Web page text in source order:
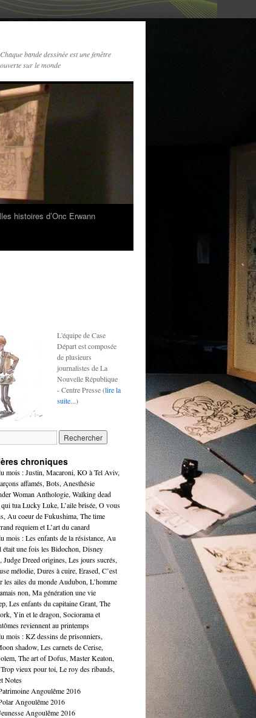
Chaque bande dessinée est une fenêtre
ouverte sur le monde
histoires d’Onc Erwann
L'équipe de Case
Départ est composée
de plusieurs
journalistes de La
Nouvelle République
- Centre Presse (lire la
suite...)
chroniques
mois : Justin, Macaroni, KO à Tel Aviv,
affamés, Bots, Anesthésie
Woman Anthologie, Walking dead
tua Lucky Luke, L’aile brisée, O vous
Au coeur de Fukushima, The time
requiem et L’art du canard
mois : Les enfants de la résistance, Au
était une fois les Bidochon, Disney
Judge Dreed origines, Les jours sucrés,
mélodie, Dures à cuire, Erased, C’est
les ailes du monde Audubon, L’homme
non, Ma génération une vie
Les enfants du capitaine Grant, The
Yin et le dragon, Sociorama et
reviennent au printemps
mois : KZ dessins de prisonniers,
shadow, Les carnets de Cerise,
The art of Dofus, Master Keaton,
vieux pour toi, Le roy des ribauds,
Notes
Angoulême 2016
Angoulême 2016
Angoulême 2016